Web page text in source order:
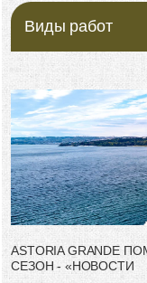
Виды работ
ASTORIA GRANDE
СЕЗОН - «НОВОСТИ